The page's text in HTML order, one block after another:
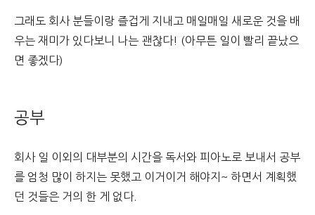
그래도 회사 분들이랑 즐겁게 지내고 매일매일 새로운 것을 배
우는 재미가 있다보니 나는 괜찮다! (아무튼 일이 빨리 끝났으
면 좋겠다)
공부
회사 일 이외의 대부분의 시간을 독서와 피아노로 보내서 공부
를 엄청 많이 하지는 못했고 이거이거 해야지~ 하면서 계획했
던 것들은 거의 한 게 없다.